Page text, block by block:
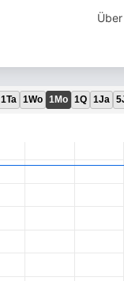
1Ta 1Wo 1Mo 1Q 1Ja